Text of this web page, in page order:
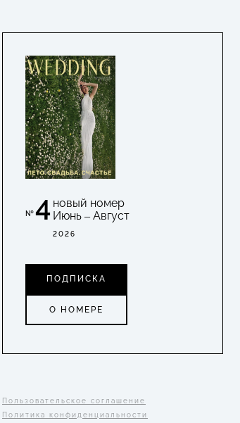
№4 новый номер
Июнь – Август
2026
ПОДПИСКА
О НОМЕРЕ
Пользовательское соглашение
Политика конфиденциальности